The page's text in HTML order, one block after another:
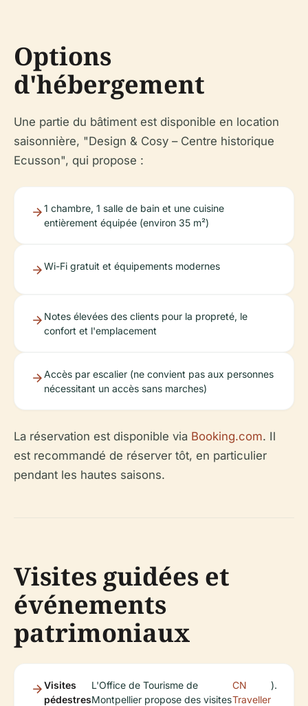
Options
d'hébergement
Une partie du bâtiment est disponible en location
saisonnière, "Design & Cosy – Centre historique
Ecusson", qui propose :
1 chambre, 1 salle de bain et une cuisine
entièrement équipée (environ 35 m²)
Wi-Fi gratuit et équipements modernes
Notes élevées des clients pour la propreté, le
confort et l'emplacement
Accès par escalier (ne convient pas aux personnes
nécessitant un accès sans marches)
La réservation est disponible via Booking.com. Il
est recommandé de réserver tôt, en particulier
pendant les hautes saisons.
Visites guidées et
événements
patrimoniaux
Visites
pédestres
L'Office de Tourisme de
Montpellier propose des visites
CN
Traveller
).